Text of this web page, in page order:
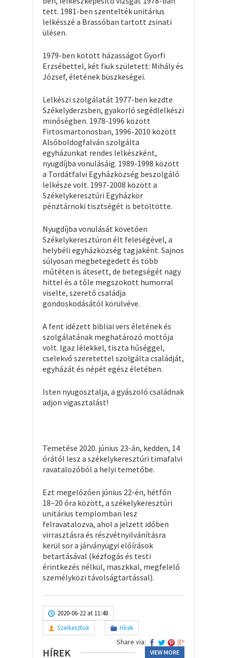
tett. 1981-ben szentelték unitárius
lelkésszé a Brassóban tartott zsinati
ülésen.
1979-ben kötött házasságot Györfi
Erzsébettel, két fiuk született: Mihály és
József, életének büszkeségei.
Lelkészi szolgálatát 1977-ben kezdte
Székelyderzsben, gyakorló segédlelkészi
minőségben. 1978-1996 között
Firtosmartonosban, 1996-2010 között
Alsóboldogfalván szolgálta
egyházunkat rendes lelkészként,
nyugdíjba vonulásáig. 1989-1998 között
a Tordátfalvi Egyházközség beszolgáló
lelkésze volt. 1997-2008 között a
Székelykeresztúri Egyházkör
pénztárnoki tisztségét is betöltötte.
Nyugdíjba vonulását követően
Székelykeresztúron élt feleségével, a
helybéli egyházközség tagjaként. Sajnos
súlyosan megbetegedett és több
műtéten is átesett, de betegségét nagy
hittel és a tőle megszokott humorral
viselte, szerető családja
gondoskodásától körülvéve.
A fent idézett bibliai vers életének és
szolgálatának meghatározó mottója
volt. Igaz lélekkel, tiszta hűséggel,
cselekvő szeretettel szolgálta családját,
egyházát és népét egész életében.
Isten nyugosztalja, a gyászoló családnak
adjon vigasztalást!
Temetése 2020. június 23-án, kedden, 14
órától lesz a székelykeresztúri timafalvi
ravatalozóból a helyi temetőbe.
Ezt megelőzően június 22-én, hétfőn
18–20 óra között, a székelykeresztúri
unitárius templomban lesz
felravatalozva, ahol a jelzett időben
virrasztásra és részvétnyilvánításra
kerül sor a járványügyi előírások
betartásával (kézfogás és testi
érintkezés nélkül, maszkkal, megfelelő
személyközi távolságtartással).
2020-06-22 at 11:48
Szerkesztok
Hírek
Share via:
HÍREK VIEW MORE